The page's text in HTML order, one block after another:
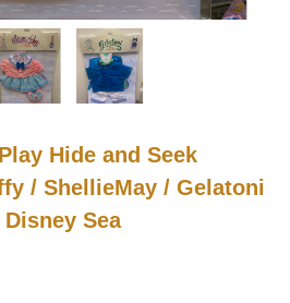
Hide and Seek
/ ShellieMay / Gelatoni
Sea